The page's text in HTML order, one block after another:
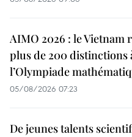
AIMO 2026 : le Vietnam
plus de 200 distinctions
l’Olympiade
05/08/2026 07:23
De jeunes talents